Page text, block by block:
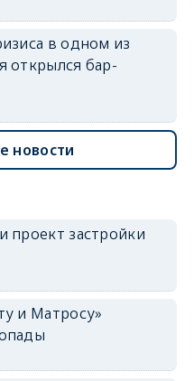
в одном из
открылся бар-
новости
проект застройки
и Матросу»